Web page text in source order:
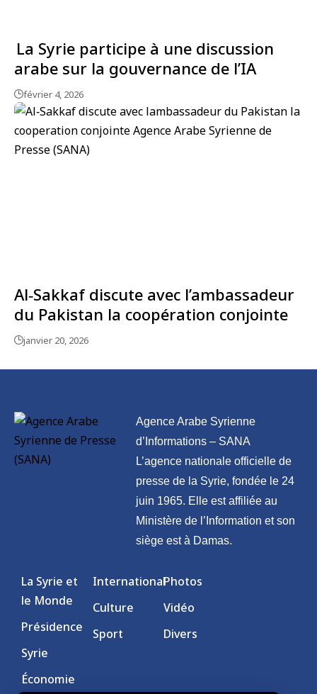
La Syrie participe à une discussion
arabe sur la gouvernance de l’IA
février 4, 2026
Al‑Sakkaf discute avec l’ambassadeur
du Pakistan la coopération conjointe
janvier 20, 2026
Agence Arabe Syrienne
d’Informations – SANA
L’agence nationale officielle de
presse de la Syrie, fondée le 24
juin 1965. Elle est affiliée au
Ministère de l’Information et son
siège est à Damas.
La Syrie et
le Monde
Présidence
Syrie
Économie
International
Culture
Sport
Photos
Vidéo
Divers